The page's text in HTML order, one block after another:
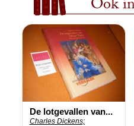
Ook
De lotgevallen van...
Charles Dickens;